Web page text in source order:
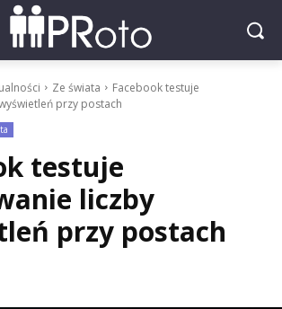
Ze świata
Facebook testuje
przy postach
testuje
liczby
przy postach